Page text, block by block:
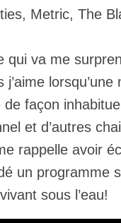
Metric, The
qui va me
de façon
et d’autres
rappelle avoir
un programme
sous l’eau!